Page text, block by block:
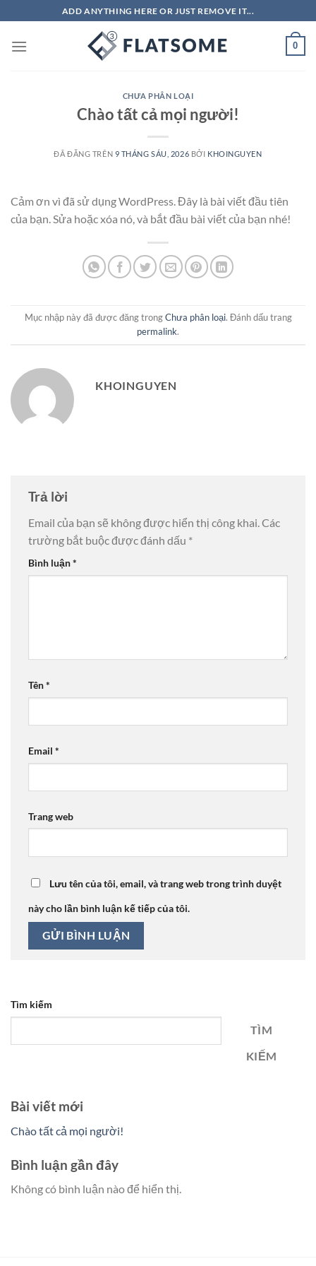
đến
nội
ADD ANYTHING HERE OR JUST REMOVE IT...
0
CHƯA PHÂN LOẠI
Chào tất cả mọi người!
ĐÃ ĐĂNG TRÊN 9 THÁNG SÁU, 2026 BỞI KHOINGUYEN
Cảm ơn vì đã sử dụng WordPress. Đây là bài viết đầu tiên
của bạn. Sửa hoặc xóa nó, và bắt đầu bài viết của bạn nhé!
Mục nhập này đã được đăng trongChưa phân loại. Đánh dấu trang
permalink.
KHOINGUYEN
Trả lời
Email của bạn sẽ không được hiển thị công khai.Các
trường bắt buộc được đánh dấu *
Bình luận*
Tên*
Email *
Trang web
Lưu tên của tôi, email, và trang web trong trình duyệt
này cho lần bình luận kế tiếp của tôi.
Tìm kiếm
TÌM
KIẾM
Bài viết mới
Chào tất cả mọi người!
Bình luận gần đây
Không có bình luận nào để hiển thị.